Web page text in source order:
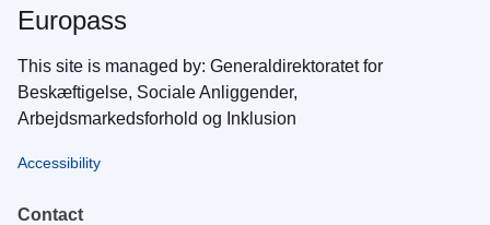
Europass
This site is managed by: Generaldirektoratet for
Beskæftigelse, Sociale Anliggender,
Arbejdsmarkedsforhold og Inklusion
Accessibility
Contact